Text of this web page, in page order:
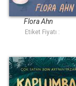
Bir Kaşık Zaman
Flora Ahn
Etiket Fiyatı :